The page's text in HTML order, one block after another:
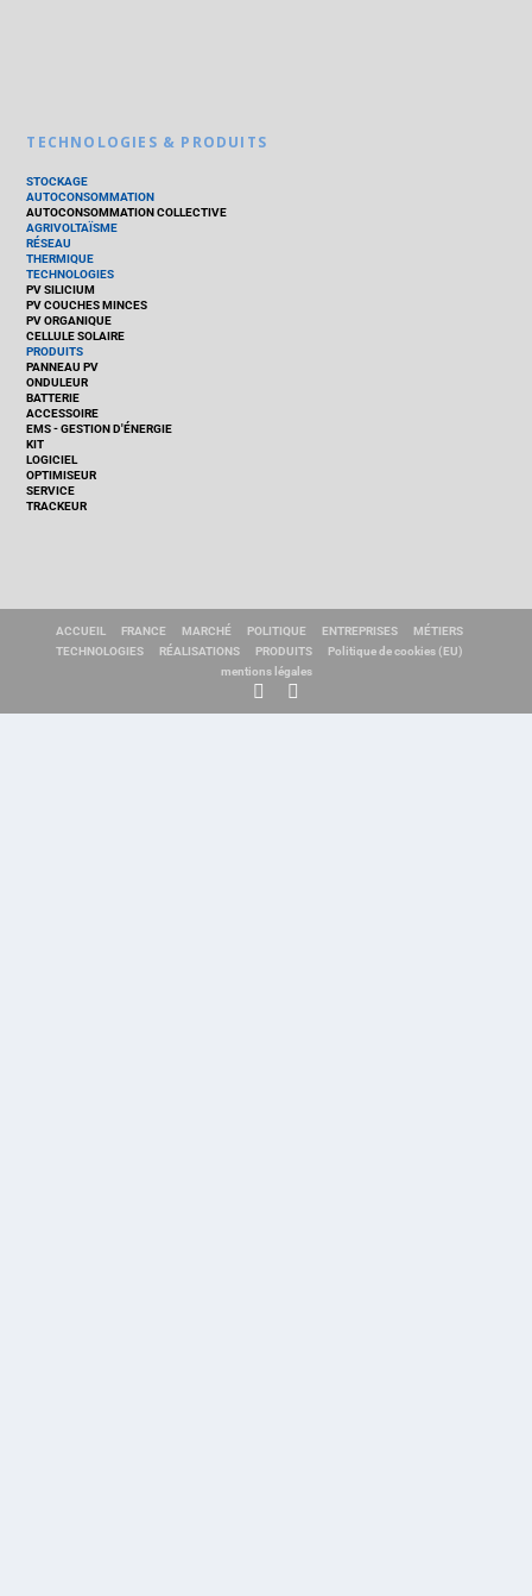
TECHNOLOGIES & PRODUITS
STOCKAGE
AUTOCONSOMMATION
AUTOCONSOMMATION COLLECTIVE
AGRIVOLTAÏSME
RÉSEAU
THERMIQUE
TECHNOLOGIES
PV SILICIUM
PV COUCHES MINCES
PV ORGANIQUE
CELLULE SOLAIRE
PRODUITS
PANNEAU PV
ONDULEUR
BATTERIE
ACCESSOIRE
EMS - GESTION D'ÉNERGIE
KIT
LOGICIEL
OPTIMISEUR
SERVICE
TRACKEUR
ACCUEIL FRANCE MARCHÉ POLITIQUE ENTREPRISES
MÉTIERS
TECHNOLOGIES
RÉALISATIONS PRODUITS
Politique de cookies (EU)
mentions légales